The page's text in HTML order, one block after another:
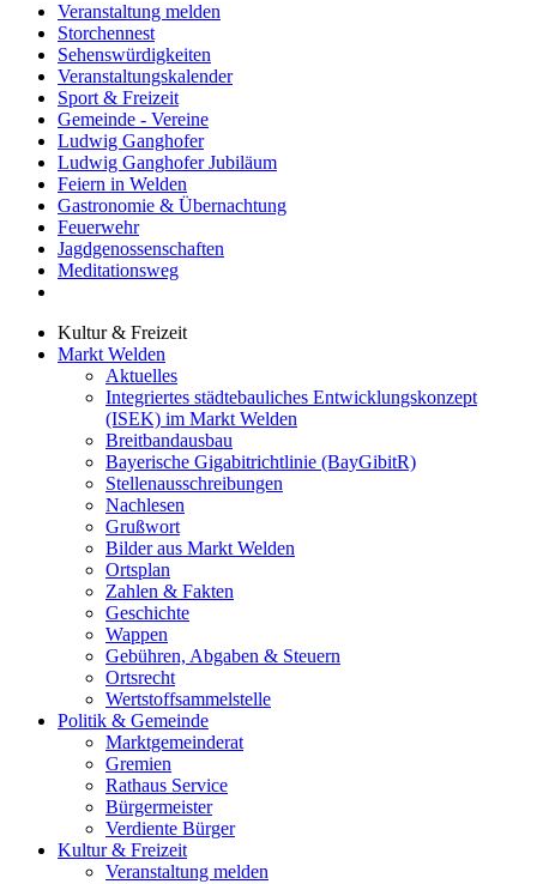
Veranstaltung melden
Storchennest
Sehenswürdigkeiten
Veranstaltungskalender
Sport & Freizeit
Gemeinde - Vereine
Ludwig Ganghofer
Ludwig Ganghofer Jubiläum
Feiern in Welden
Gastronomie & Übernachtung
Feuerwehr
Jagdgenossenschaften
Meditationsweg
Kultur & Freizeit
Markt Welden
Aktuelles
Integriertes städtebauliches Entwicklungskonzept
(ISEK) im Markt Welden
Breitbandausbau
Bayerische Gigabitrichtlinie (BayGibitR)
Stellenausschreibungen
Nachlesen
Grußwort
Bilder aus Markt Welden
Ortsplan
Zahlen & Fakten
Geschichte
Wappen
Gebühren, Abgaben & Steuern
Ortsrecht
Wertstoffsammelstelle
Politik & Gemeinde
Marktgemeinderat
Gremien
Rathaus Service
Bürgermeister
Verdiente Bürger
Kultur & Freizeit
Veranstaltung melden